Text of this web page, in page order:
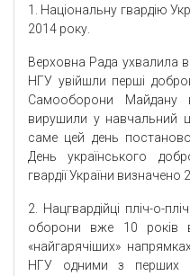
1. Національну гвардію
2014 року.
Верховна Рада ухвалила
НГУ увійшли перші
Самооборони
вирушили у навчальний
саме цей день
День українського
гвардії України визначено
2. Нацгвардійці пліч-о-
оборони вже 10 років
«найгарячіших»
НГУ одними з перших